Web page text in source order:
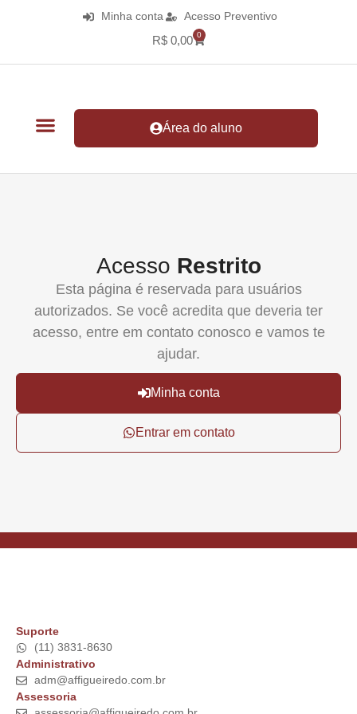
Minha conta Acesso Preventivo
R$ 0,00 0
Área do aluno
Acesso Restrito
Esta página é reservada para usuários
autorizados. Se você acredita que deveria ter
acesso, entre em contato conosco e vamos te
ajudar.
Minha conta
Entrar em contato
Suporte
(11) 3831-8630
Administrativo
adm@affigueiredo.com.br
Assessoria